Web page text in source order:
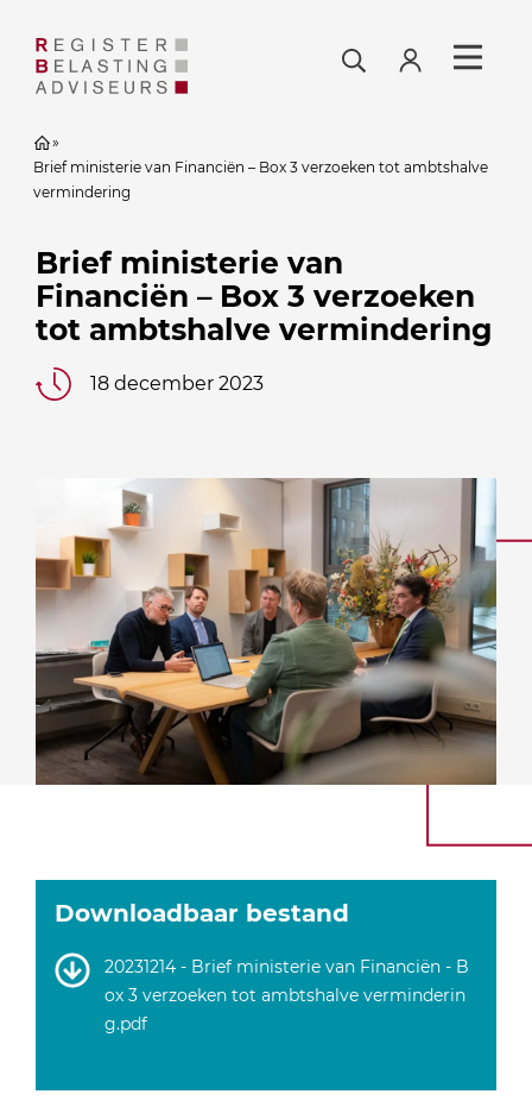
»
Brief ministerie van Financiën – Box 3 verzoeken tot ambtshalve
vermindering
Brief ministerie van
Financiën – Box 3 verzoeken
tot ambtshalve vermindering
18 december 2023
Downloadbaar bestand
20231214 - Brief ministerie van Financiën - B
ox 3 verzoeken tot ambtshalve verminderin
g.pdf